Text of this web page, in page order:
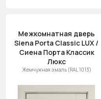
Межкомнатная дверь
Siena Porta Classic LUX /
Сиена Порта Классик
Люкс
Жемчужная эмаль (RAL 1013)